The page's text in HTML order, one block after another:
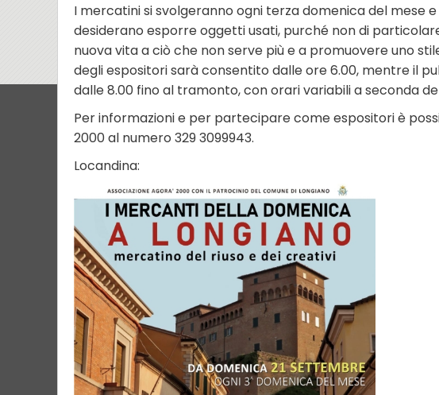
I mercatini si svolgeranno ogni terza domenica del mese
desiderano esporre oggetti usati, purché non di
nuova vita a ciò che non serve più e a promuovere uno
degli espositori sarà consentito dalle ore 6.00, mentre il
dalle 8.00 fino al tramonto, con orari variabili a seconda
Per informazioni e per partecipare come espositori è
2000 al numero 329 3099943.
Locandina: